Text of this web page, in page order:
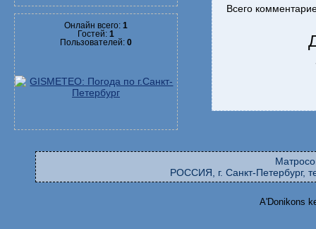
Онлайн всего: 1
Гостей: 1
Пользователей: 0
Всего
РОССИЯ, г. Санкт-Петербург,
A'Donikons